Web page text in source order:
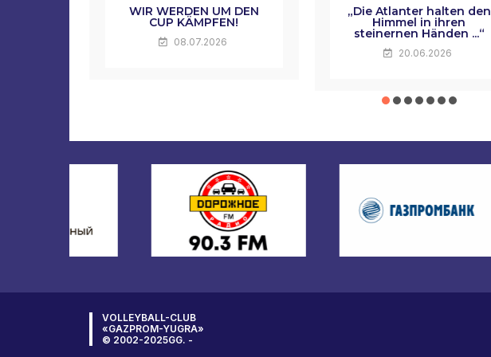
WIR WERDEN UM DEN
CUP KÄMPFEN!
08.07.2026
„Die Atlanter halten den
Himmel in ihren
steinernen Händen ...“
20.06.2026
VOLLEYBALL-CLUB
«GAZPROM-YUGRA»
© 2002-2025GG. -